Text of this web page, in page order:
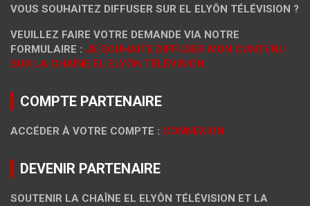
VOUS SOUHAITEZ DIFFUSER SUR EL ELYÔN TÉLÉVISION ?
VEUILLEZ FAIRE VOTRE DEMANDE VIA NOTRE
FORMULAIRE : JE SOUHAITE DIFFUSER MON CONTENU
SUR LA CHAÎNE EL ELYÔN TÉLÉVISION
COMPTE PARTENAIRE
ACCÉDER À VOTRE COMPTE : CONNEXION
DEVENIR PARTENAIRE
SOUTENIR LA CHAÎNE EL ELYÔN TÉLÉVISION ET LA